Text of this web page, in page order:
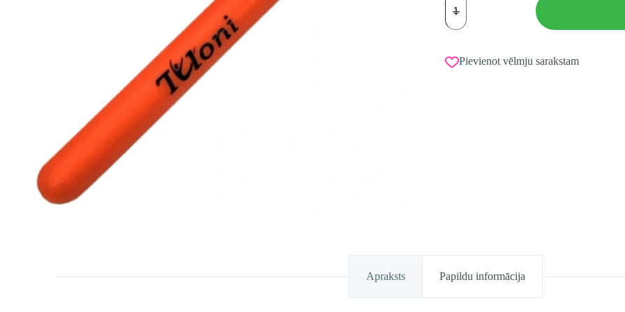
rokturis
TULONI
ar
nūjai
Oranžā
Pievienot vēlmju sarakstam
Apraksts Papildu informācija